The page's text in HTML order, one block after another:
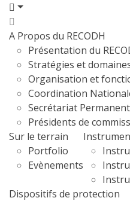
A Propos du RECODH
Présentation du
Stratégies et
Organisation et
Coordination
Secrétariat Permanent
Présidents de
Sur le terrain
Portfolio
Evènements
Dispositifs de protection